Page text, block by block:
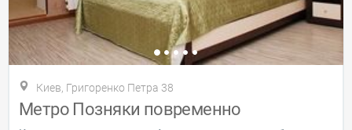
Киев, Григоренко Петра 38
Метро Позняки повременно